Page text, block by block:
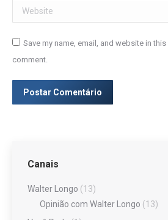
Website
Save my name, email, and website in
comment.
Postar Comentário
Canais
Walter Longo (13)
Opinião com Walter Longo (13)